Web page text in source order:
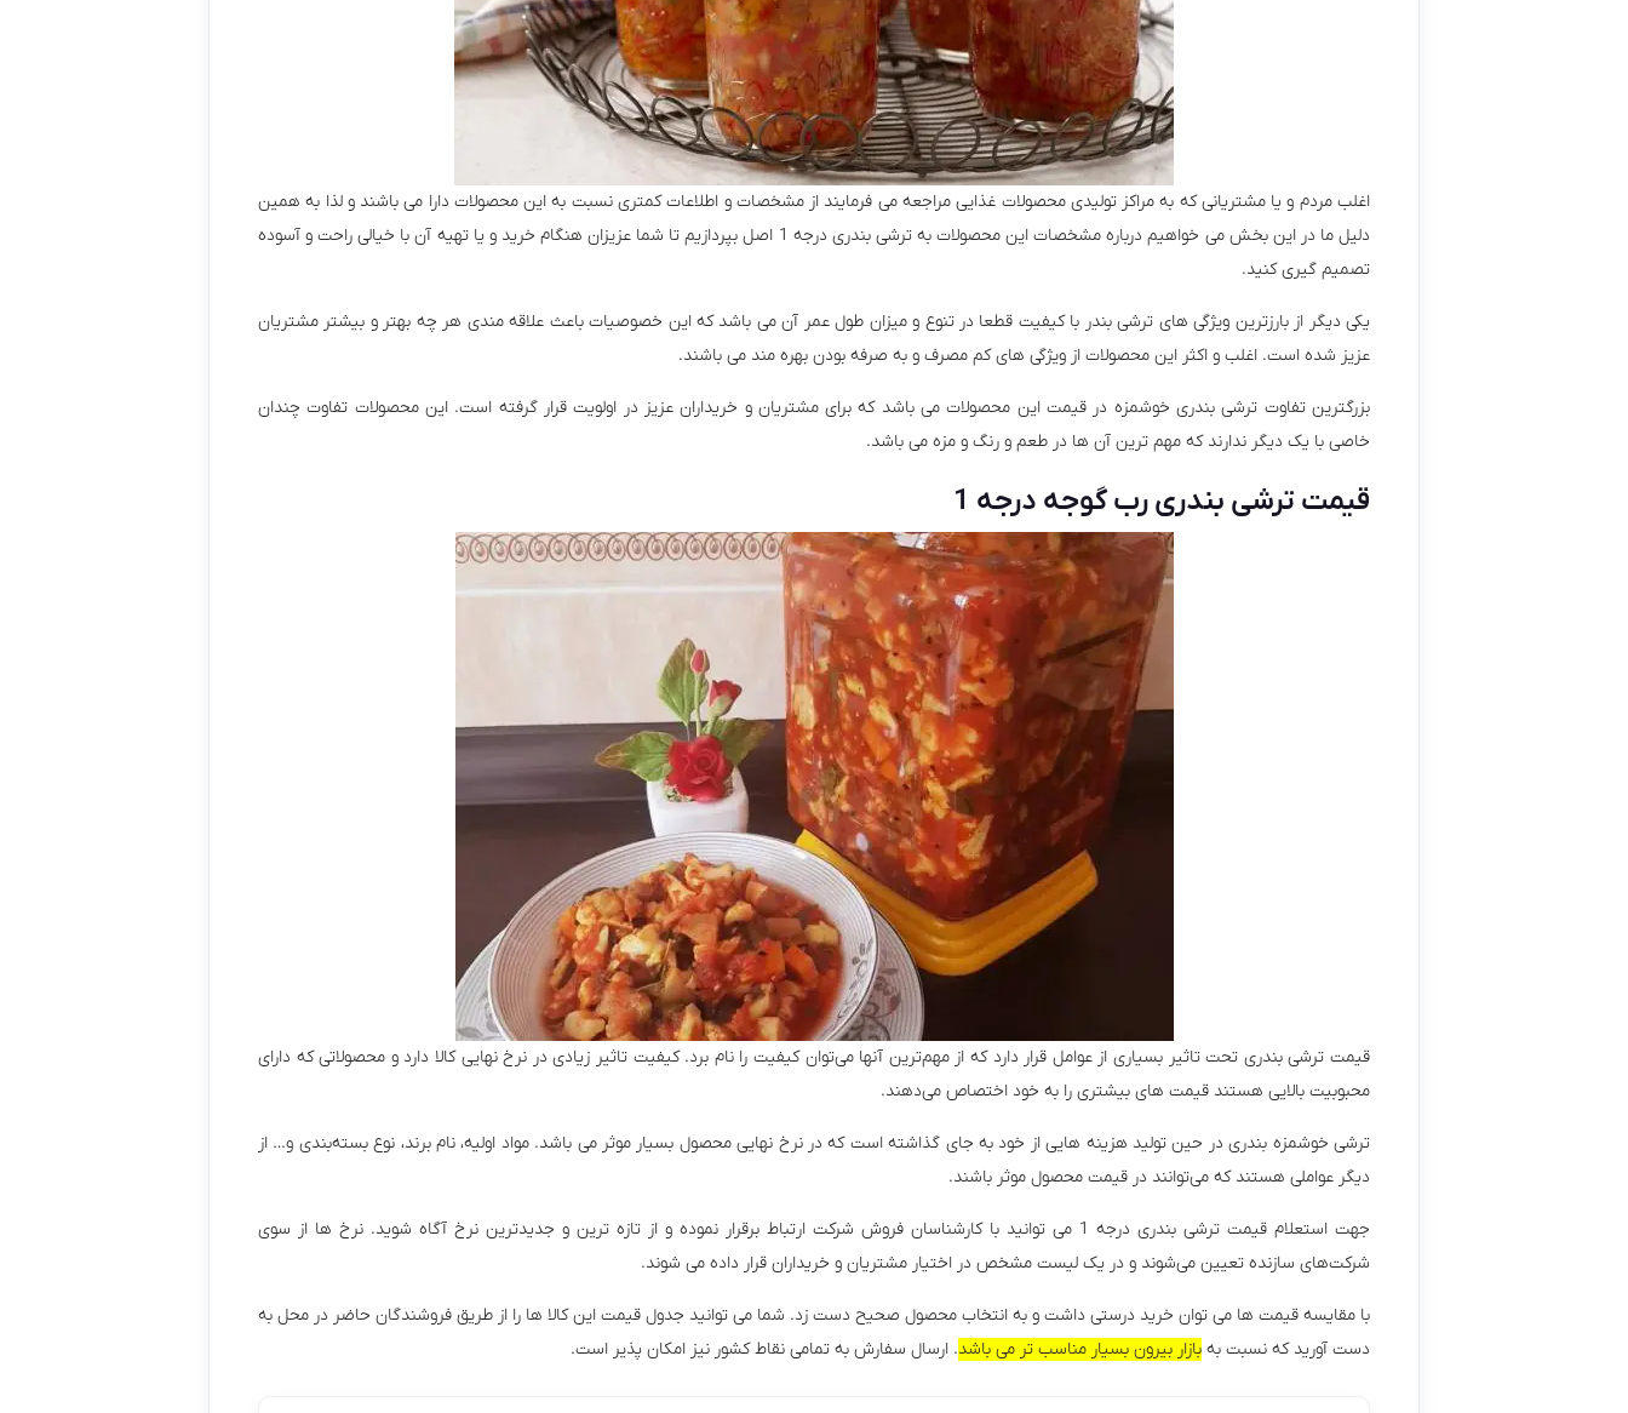
اغلب مردم و یا مشتریانی که به مراکز تولیدی محصولات غذایی مراجعه می فرمایند از مشخصات و اطلاعات کمتری نسبت به این محصولات دارا می باشند و لذا به همین
دلیل ما در این بخش می خواهیم درباره مشخصات این محصولات به ترشی بندری درجه 1 اصل بپردازیم تا شما عزیزان هنگام خرید و یا تهیه آن با خیالی راحت و آسوده
تصمیم گیری کنید.
یکی دیگر از بارزترین ویژگی های ترشی بندر با کیفیت قطعا در تنوع و میزان طول عمر آن می باشد که این خصوصیات باعث علاقه مندی هر چه بهتر و بیشتر مشتریان
عزیز شده است. اغلب و اکثر این محصولات از ویژگی های کم مصرف و به صرفه بودن بهره مند می باشند.
بزرگترین تفاوت ترشی بندری خوشمزه در قیمت این محصولات می باشد که برای مشتریان و خریداران عزیز در اولویت قرار گرفته است. این محصولات تفاوت چندان
خاصی با یک دیگر ندارند که مهم ترین آن ها در طعم و رنگ و مزه می باشد.
قیمت ترشی بندری رب گوجه درجه 1
قیمت ترشی بندری تحت تاثیر بسیاری از عوامل قرار دارد که از مهم‌ترین آنها می‌توان کیفیت را نام برد. کیفیت تاثیر زیادی در نرخ نهایی کالا دارد و محصولاتی که دارای
محبوبیت بالایی هستند قیمت های بیشتری را به خود اختصاص می‌دهند.
ترشی خوشمزه بندری در حین تولید هزینه هایی از خود به جای گذاشته است که در نرخ نهایی محصول بسیار موثر می باشد. مواد اولیه، نام برند، نوع بسته‌بندی و… از
دیگر عواملی هستند که می‌توانند در قیمت محصول موثر باشند.
جهت استعلام قیمت ترشی بندری درجه 1 می توانید با کارشناسان فروش شرکت ارتباط برقرار نموده و از تازه ترین و جدیدترین نرخ آگاه شوید. نرخ ها از سوی
شرکت‌های سازنده تعیین می‌شوند و در یک لیست مشخص در اختیار مشتریان و خریداران قرار داده می شوند.
با مقایسه قیمت ها می توان خرید درستی داشت و به انتخاب محصول صحیح دست زد. شما می توانید جدول قیمت این کالا ها را از طریق فروشندگان حاضر در محل به
دست آورید که نسبت به بازار بیرون بسیار مناسب تر می باشد. ارسال سفارش به تمامی نقاط کشور نیز امکان پذیر است.